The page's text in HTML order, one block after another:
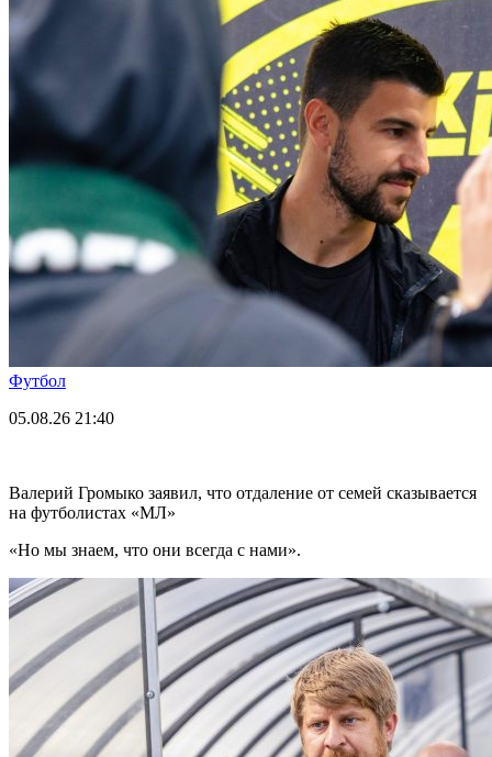
Футбол
05.08.26 21:40
Валерий Громыко заявил, что отдаление от семей сказывается
на футболистах «МЛ»
«Но мы знаем, что они всегда с нами».